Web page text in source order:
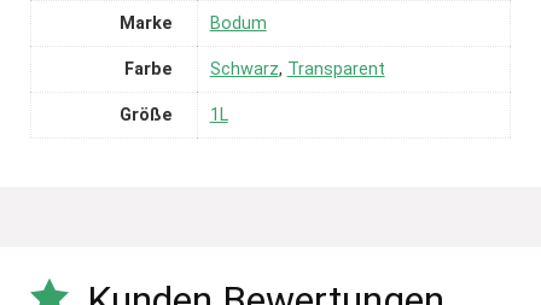
Marke Bodum
Farbe Schwarz, Transparent
Größe 1L